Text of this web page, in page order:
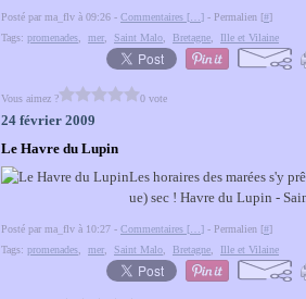
Posté par ma_flv à 09:26 - Commentaires [ ] - Permalien [#]
Tags: promenades mer Saint Malo Bretagne Ille et Vilaine
Vous aimez ? 0 vote
24 février 2009
Le Havre du Lupin
Les horaires des marées s'y
ue) sec ! Havre du Lupin -
Posté par ma_flv à 10:27 - Commentaires [ ] - Permalien [#]
Tags: promenades mer Saint Malo Bretagne Ille et Vilaine